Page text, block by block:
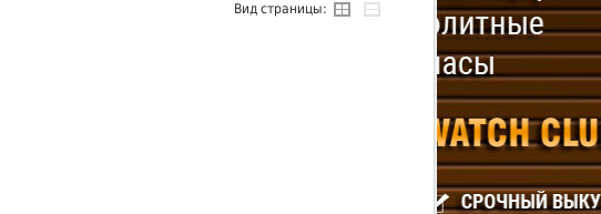
Вид страницы: